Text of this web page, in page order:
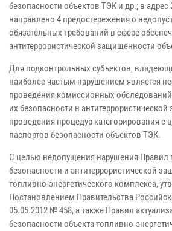
безопасности объектов ТЭК и др.; в
направлено 4 предостережения о
обязательных требований в сфере
антитеррористической защищенности
Для подконтрольных субъектов,
наиболее частым нарушением является
проведения комиссионных
их безопасности н
проведения процедур категорирования с
паспортов безопасности объектов ТЭК.
С целью недопущения нарушения Правил
безопасности и антитеррористической
топливно-энергетического комплекса,
Постановлением Правительства
05.05.2012 № 458, а также Правил
безопасности объекта топливно-